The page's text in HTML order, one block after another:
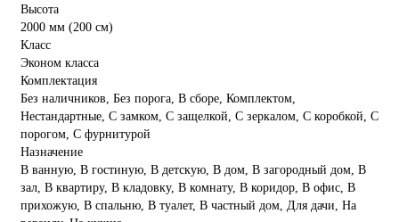
Высота
2000 мм (200 см)
Класс
Эконом класса
Комплектация
Без наличников, Без порога, В сборе, Комплектом,
Нестандартные, С замком, С защелкой, С зеркалом, С коробкой, С
порогом, С фурнитурой
Назначение
В ванную, В гостиную, В детскую, В дом, В загородный дом, В
зал, В квартиру, В кладовку, В комнату, В коридор, В офис, В
прихожую, В спальню, В туалет, В частный дом, Для дачи, На